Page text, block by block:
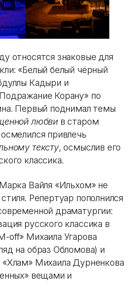
относятся знаковые для
«Белый белый чёрный
Кадыри и
Корану» по
Первый поднимал темы
любвив старом
привлечь
тексту, осмыслив его
классика.
Вайля «Ильхом» не
Репертуар пополнился
драматургии:
русского классика в
off» Михаила Угарова
на образ Обломова) и
Михаила Дурненкова
вещами и